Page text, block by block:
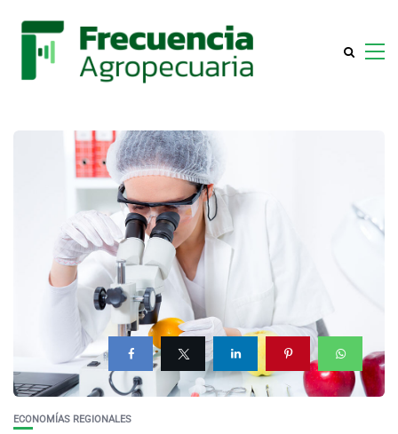
ECONOMÍAS REGIONALES